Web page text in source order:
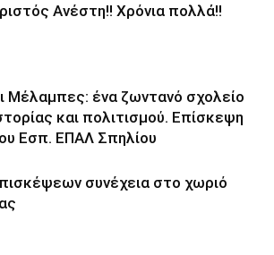
Ανέστη!! Χρόνια πολλά!!
Μέλαμπες: ένα ζωντανό σχολείο
και πολιτισμού. Επίσκεψη
Εσπ. ΕΠΑΛ Σπηλίου
συνέχεια στο χωριό